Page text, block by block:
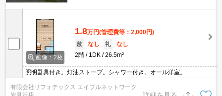
画像：2枚
1.8万円(管理費等：2,000円)
敷
なし 礼
なし
2階
1DK 26.5m²
照明器具付き。灯油ストーブ。シャワー付き。オール洋室。
有限会社リフォテックス エイブルネットワーク